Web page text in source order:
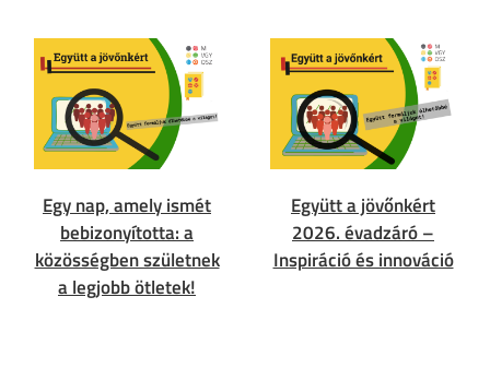
Egy nap, amely ismét
bebizonyította: a
közösségben születnek
a legjobb ötletek!
Együtt a jövőnkért
2026. évadzáró –
Inspiráció és innováció